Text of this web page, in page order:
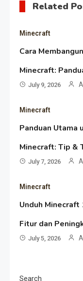
Related
Minecraft
Cara
Minecraft:
July 9, 2026
Minecraft
Panduan Utama
Minecraft: Tip &
July 7, 2026
Minecraft
Unduh Minecraft
Fitur dan
July 5, 2026
Search